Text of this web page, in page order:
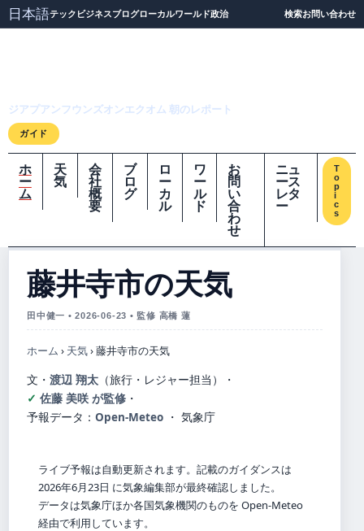
日本語テック ビジネスブログローカルワールド政治 検索お問い合わせ
ジアプアンフウンズオンエクオム 朝のレポート
ガイド
ホ
ー
ム
天
気
会
社
概
要
ブ
ロ
グ
ロ
ー
カ
ル
ワ
ー
ル
ド
お
問
い
合
わ
せ
ニュ
ース
レタ
ー
T
o
p
i
c
s
藤井寺市の天気
田中健一 • 2026-06-23 • 監修 高橋 蓮
ホーム › 天気›藤井寺市の天気
文・ 渡辺 翔太 （旅行・レジャー担当）
・
佐藤 美咲 が監修 ・
予報データ： Open-Meteo ・ 気象庁
ライブ予報は自動更新されます。記載のガイダンスは
2026年6月23日 に気象編集部が最終確認しました。
データは気象庁ほか各国気象機関のものを Open-Meteo
経由で利用しています。